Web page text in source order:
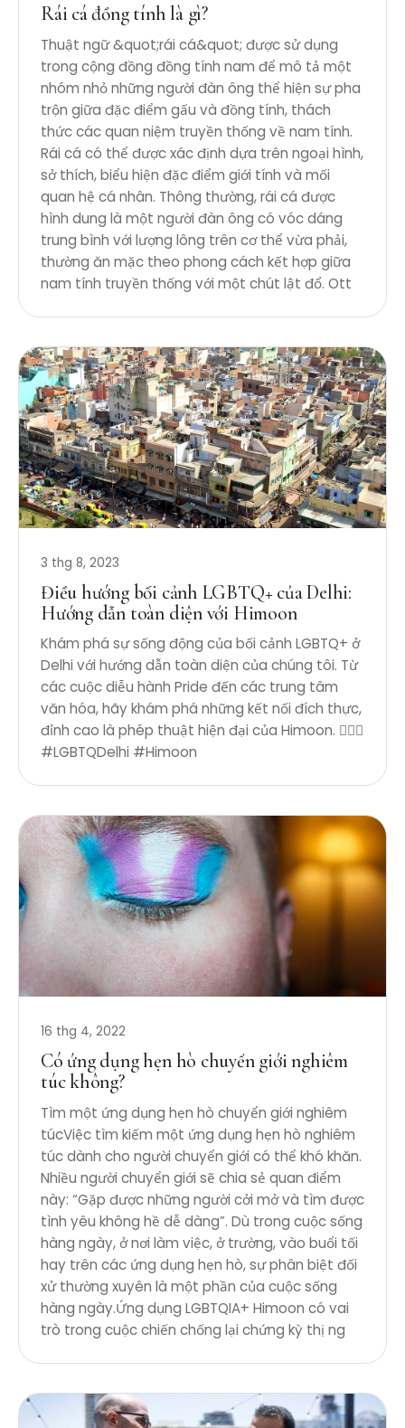
Rái cá đồng tính là gì?
Thuật ngữ &quot;rái cá&quot; được sử dụng
trong cộng đồng đồng tính nam để mô tả một
nhóm nhỏ những người đàn ông thể hiện sự pha
trộn giữa đặc điểm gấu và đồng tính, thách
thức các quan niệm truyền thống về nam tính.
Rái cá có thể được xác định dựa trên ngoại hình,
sở thích, biểu hiện đặc điểm giới tính và mối
quan hệ cá nhân. Thông thường, rái cá được
hình dung là một người đàn ông có vóc dáng
trung bình với lượng lông trên cơ thể vừa phải,
thường ăn mặc theo phong cách kết hợp giữa
nam tính truyền thống với một chút lật đổ. Ott
3 thg 8, 2023
Điều hướng bối cảnh LGBTQ+ của Delhi:
Hướng dẫn toàn diện với Himoon
Khám phá sự sống động của bối cảnh LGBTQ+ ở
Delhi với hướng dẫn toàn diện của chúng tôi. Từ
các cuộc diễu hành Pride đến các trung tâm
văn hóa, hãy khám phá những kết nối đích thực,
đỉnh cao là phép thuật hiện đại của Himoon. 🏳️‍🌈✨
#LGBTQDelhi #Himoon
16 thg 4, 2022
Có ứng dụng hẹn hò chuyển giới nghiêm
túc không?
Tìm một ứng dụng hẹn hò chuyển giới nghiêm
túcViệc tìm kiếm một ứng dụng hẹn hò nghiêm
túc dành cho người chuyển giới có thể khó khăn.
Nhiều người chuyển giới sẽ chia sẻ quan điểm
này: “Gặp được những người cởi mở và tìm được
tình yêu không hề dễ dàng”. Dù trong cuộc sống
hàng ngày, ở nơi làm việc, ở trường, vào buổi tối
hay trên các ứng dụng hẹn hò, sự phân biệt đối
xử thường xuyên là một phần của cuộc sống
hàng ngày.Ứng dụng LGBTQIA+ Himoon có vai
trò trong cuộc chiến chống lại chứng kỳ thị ng